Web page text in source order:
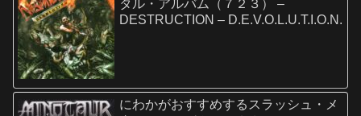
タル・アルバム（７２３） –
DESTRUCTION – D.E.V.O.L.U.T.I.O.N.
にわかがおすすめするスラッシュ・メ